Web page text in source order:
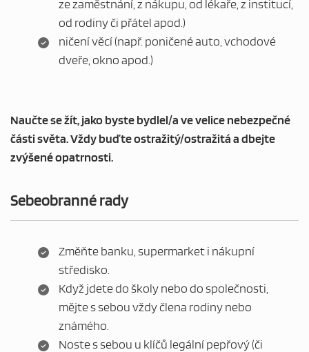
ze zaměstnání, z nákupu, od lékaře, z institucí,
od rodiny či přátel apod.)
ničení věcí (např. poničené auto, vchodové
dveře, okno apod.)
Naučte se žít, jako byste bydlel/a ve velice nebezpečné
části světa. Vždy buďte ostražitý/ostražitá a dbejte
zvýšené opatrnosti.
Sebeobranné rady
Změňte banku, supermarket i nákupní
středisko.
Když jdete do školy nebo do společnosti,
mějte s sebou vždy člena rodiny nebo
známého.
Noste s sebou u klíčů legální pepřový (či